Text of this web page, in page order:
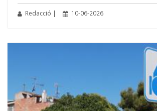
Redacció | 10-06-2026